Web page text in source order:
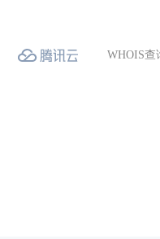
WHOIS查